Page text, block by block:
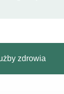
zdrowia